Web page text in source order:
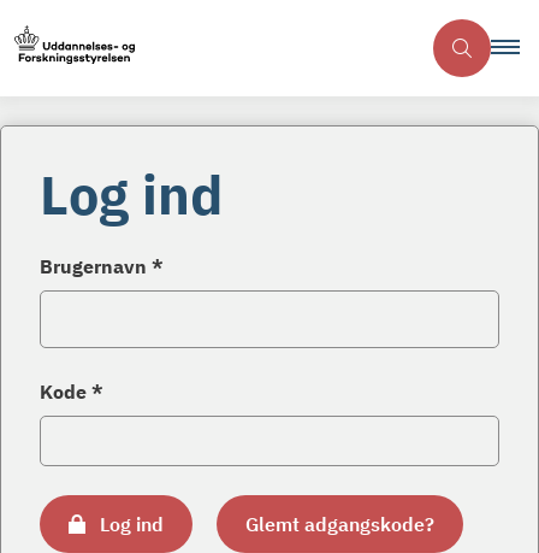
Log ind
Brugernavn *
Kode *
Log ind Glemt adgangskode?